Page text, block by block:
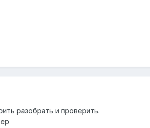
разобрать и проверить.